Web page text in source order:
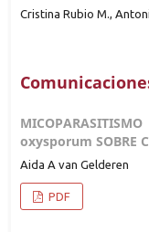
Cristina Rubio M.,
oxysporum SOBRE
Aida A van Gelderen
PDF